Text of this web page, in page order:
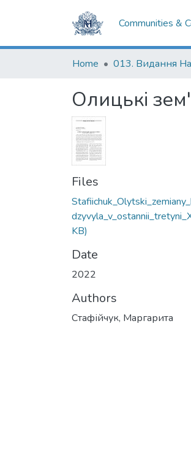
Communities &
Home 013. Видання
Олицькі
Files
KB)
Date
2022
Authors
Стафійчук, Маргарита